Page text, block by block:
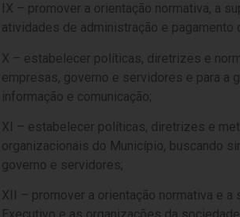
IX – promover a orientação normativa, a
atividades de administração e
X – estabelecer políticas, diretrizes e
empresas, governo e servidores e para a
informação e comunicação;
XI – estabelecer políticas, diretrizes e
organizacionais do Município, buscando
governo e servidores;
XII – promover a orientação normativa e